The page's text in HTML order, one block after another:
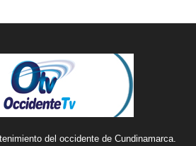
del occidente de Cundinamarca.